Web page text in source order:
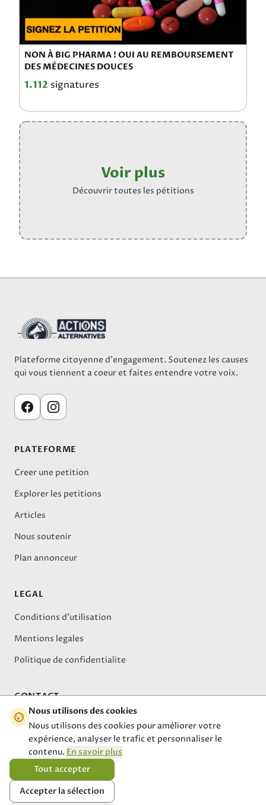
NON À BIG PHARMA ! OUI AU REMBOURSEMENT
DES MÉDECINES DOUCES
1.112 signatures
Voir plus
Découvrir toutes les pétitions
Plateforme citoyenne d'engagement. Soutenez les causes
qui vous tiennent a coeur et faites entendre votre voix.
PLATEFORME
Creer une petition
Explorer les petitions
Articles
Nous soutenir
Plan annonceur
LEGAL
Conditions d'utilisation
Mentions legales
Politique de confidentialite
CONTACT
A propos
stephane.actions.alternatives@gmail.com
© 2026 Actions Alternatives. Tous droits reserves.
Nous utilisons des cookies
Nous utilisons des cookies pour améliorer votre
expérience, analyser le trafic et personnaliser le
contenu. En savoir plus
Tout accepter
Accepter la sélection